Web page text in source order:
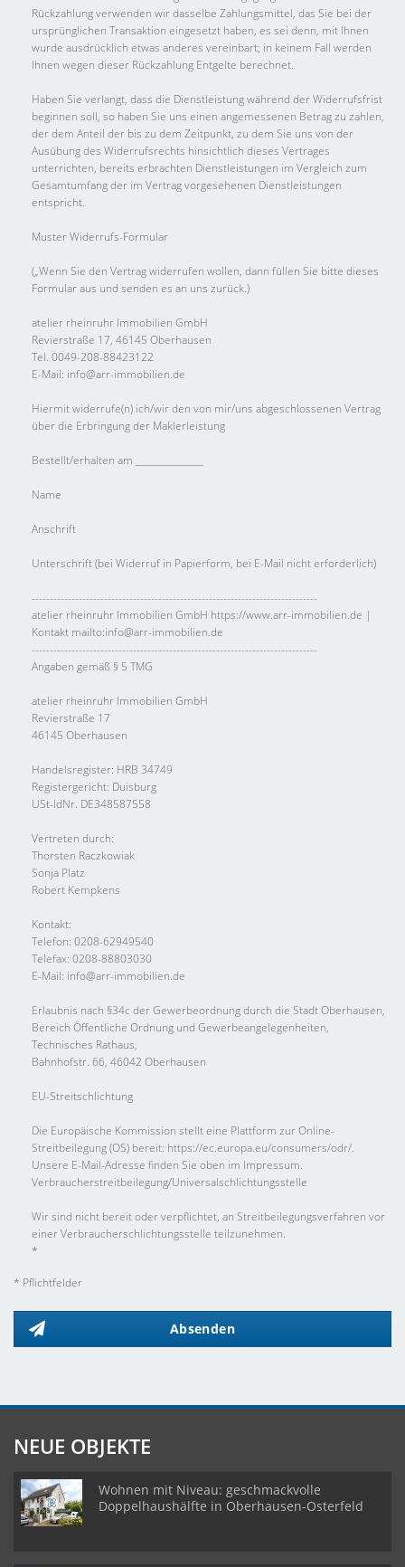
Rückzahlung verwenden wir dasselbe Zahlungsmittel, das Sie bei der
ursprünglichen Transaktion eingesetzt haben, es sei denn, mit Ihnen
wurde ausdrücklich etwas anderes vereinbart; in keinem Fall werden
Ihnen wegen dieser Rückzahlung Entgelte berechnet.
Haben Sie verlangt, dass die Dienstleistung während der Widerrufsfrist
beginnen soll, so haben Sie uns einen angemessenen Betrag zu zahlen,
der dem Anteil der bis zu dem Zeitpunkt, zu dem Sie uns von der
Ausübung des Widerrufsrechts hinsichtlich dieses Vertrages
unterrichten, bereits erbrachten Dienstleistungen im Vergleich zum
Gesamtumfang der im Vertrag vorgesehenen Dienstleistungen
entspricht.
Muster Widerrufs-Formular
(„Wenn Sie den Vertrag widerrufen wollen, dann füllen Sie bitte dieses
Formular aus und senden es an uns zurück.)
atelier rheinruhr Immobilien GmbH
Revierstraße 17, 46145 Oberhausen
Tel. 0049-208-88423122
E-Mail: info@arr-immobilien.de
Hiermit widerrufe(n) ich/wir den von mir/uns abgeschlossenen Vertrag
über die Erbringung der Maklerleistung
Bestellt/erhalten am _______________
Name
Anschrift
Unterschrift (bei Widerruf in Papierform, bei E-Mail nicht erforderlich)
-------------------------------------------------------------------------------
atelier rheinruhr Immobilien GmbH https://www.arr-immobilien.de |
Kontakt mailto:info@arr-immobilien.de
-------------------------------------------------------------------------------
Angaben gemäß § 5 TMG
atelier rheinruhr Immobilien GmbH
Revierstraße 17
46145 Oberhausen
Handelsregister: HRB 34749
Registergericht: Duisburg
USt-IdNr. DE348587558
Vertreten durch:
Thorsten Raczkowiak
Sonja Platz
Robert Kempkens
Kontakt:
Telefon: 0208-62949540
Telefax: 0208-88803030
E-Mail: info@arr-immobilien.de
Erlaubnis nach §34c der Gewerbeordnung durch die Stadt Oberhausen,
Bereich Öffentliche Ordnung und Gewerbeangelegenheiten,
Technisches Rathaus,
Bahnhofstr. 66, 46042 Oberhausen
EU-Streitschlichtung
Die Europäische Kommission stellt eine Plattform zur Online-
Streitbeilegung (OS) bereit: https://ec.europa.eu/consumers/odr/.
Unsere E-Mail-Adresse finden Sie oben im Impressum.
Verbraucher­streit­beilegung/Universal­schlichtungs­stelle
Wir sind nicht bereit oder verpflichtet, an Streitbeilegungsverfahren vor
einer Verbraucherschlichtungsstelle teilzunehmen.
*
* Pflichtfelder
Absenden
NEUE OBJEKTE
Wohnen mit Niveau: geschmackvolle
Doppelhaushälfte in Oberhausen-Osterfeld